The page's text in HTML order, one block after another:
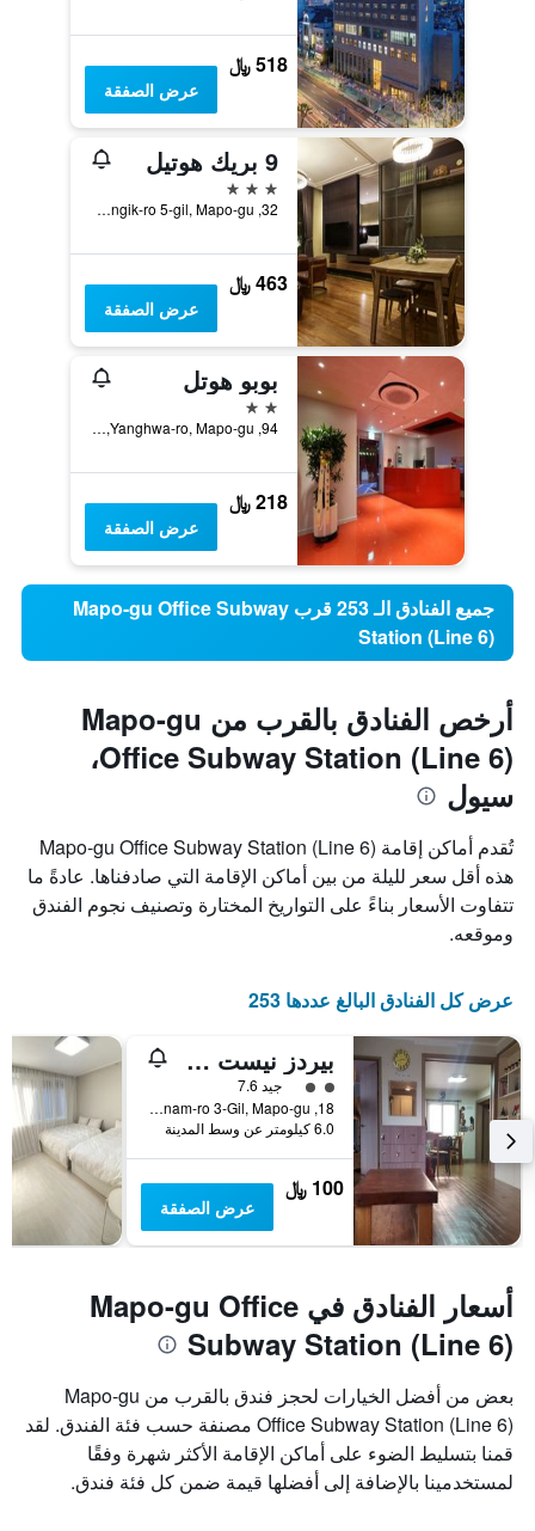
518 ﷼
عرض الصفقة
9 بريك هوتيل
3 نجوم
32, Hongik-ro 5-gil, Mapo-gu, سيول, كوريا الجنوبية
463 ﷼
عرض الصفقة
بوبو هوتل
2 نجمتين
94, Yanghwa-ro, Mapo-gu, سيول, كوريا الجنوبية
218 ﷼
عرض الصفقة
جميع الفنادق الـ 253 قرب Mapo-gu Office Subway
Station (Line 6)
أرخص الفنادق بالقرب من Mapo-gu
Office Subway Station (Line 6)،
سيول
تُقدم أماكن إقامة Mapo-gu Office Subway Station (Line 6)
هذه أقل سعر لليلة من بين أماكن الإقامة التي صادفناها. عادةً ما
تتفاوت الأسعار بناءً على التواريخ المختارة وتصنيف نجوم الفندق
وموقعه.
عرض كل الفنادق البالغ عددها 253
بيردز نيست هوستل هونجداي
تقييم فئة 2
جيد 7.6
18, Yeonnam-ro 3-Gil, Mapo-gu, سيول, كوريا الجنوبية
6.0 كيلومتر عن وسط المدينة
100 ﷼
عرض الصفقة
أسعار الفنادق في Mapo-gu Office
Subway Station (Line 6)
بعض من أفضل الخيارات لحجز فندق بالقرب من Mapo-gu
Office Subway Station (Line 6) مصنفة حسب فئة الفندق. لقد
قمنا بتسليط الضوء على أماكن الإقامة الأكثر شهرة وفقًا
لمستخدمينا بالإضافة إلى أفضلها قيمة ضمن كل فئة فندق.